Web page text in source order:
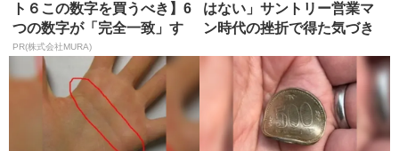
ト６この数字を買うべき】6
つの数字が「完全一致」す
る方...
PR(株式会社MURA)
はない」サントリー営業マ
ン時代の挫折で得た気づき